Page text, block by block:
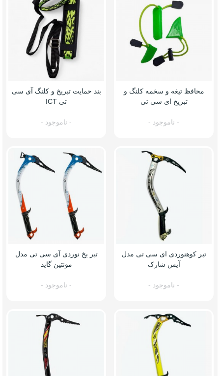
محافظ تیغه و سخمه کلنگ و
تبریخ ای سی تی
- ناموجود -
بند حمایت تبریخ و کلنگ آی سی
تی ICT
- ناموجود -
تبر کوهنوردی ای سی تی مدل
آیس شارک
- ناموجود -
تبر یخ نوردی آی سی تی مدل
مونتین گاید
- ناموجود -